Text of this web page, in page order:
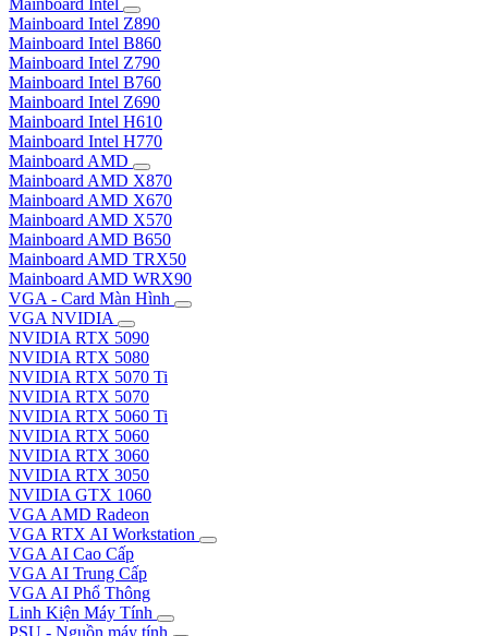
Mainboard Intel Z890
Mainboard Intel B860
Mainboard Intel Z790
Mainboard Intel B760
Mainboard Intel Z690
Mainboard Intel H610
Mainboard Intel H770
Mainboard AMD
Mainboard AMD X870
Mainboard AMD X670
Mainboard AMD X570
Mainboard AMD B650
Mainboard AMD TRX50
Mainboard AMD WRX90
VGA - Card Màn Hình
VGA NVIDIA
NVIDIA RTX 5090
NVIDIA RTX 5080
NVIDIA RTX 5070 Ti
NVIDIA RTX 5070
NVIDIA RTX 5060 Ti
NVIDIA RTX 5060
NVIDIA RTX 3060
NVIDIA RTX 3050
NVIDIA GTX 1060
VGA AMD Radeon
VGA RTX AI Workstation
VGA AI Cao Cấp
VGA AI Trung Cấp
VGA AI Phổ Thông
Linh Kiện Máy Tính
PSU - Nguồn máy tính